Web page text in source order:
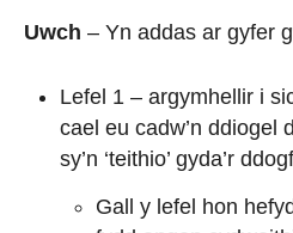
Uwch – Yn addas ar gyfer
Lefel 1 – argymhellir i
cael eu cadw’n ddiogel
sy’n ‘teithio’ gyda’r
Gall y lefel hon